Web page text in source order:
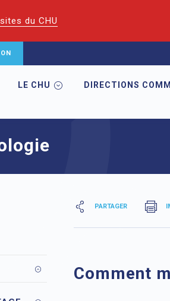
du CHU
LE CHU DIRECTIONS
Loire VIH et cardiologie
PARTAGER
Comment